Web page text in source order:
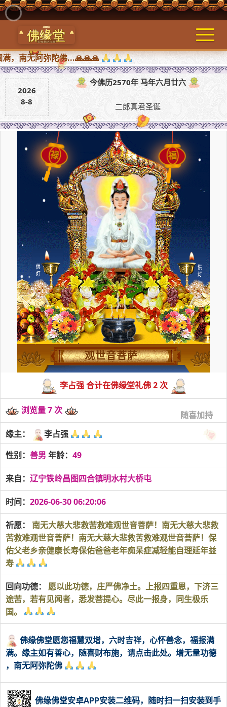
，南无阿弥陀佛...🙏🙏🙏
2026
8-8
今佛历2570年 马年六月廿六
二郎真君圣诞
福
禄
观世音菩萨
李占强 合计在佛缘堂礼佛 2 次
浏览量 7 次 随喜加持
缘主：
李占强
性别： 善男 年龄： 49
来自： 辽宁铁岭昌图四合镇明水村大桥屯
时间： 2026-06-30 06:20:06
祈愿：
南无大慈大悲救苦救难观世音菩萨！南无大慈大悲救
苦救难观世音菩萨！南无大慈大悲救苦救难观世音菩萨！保
佑父老乡亲健康长寿保佑爸爸老年痴呆症减轻能自理延年益
寿
回向功德： 愿以此功德，庄严佛净土。上报四重恩，下济三
途苦，若有见闻者，悉发菩提心。尽此一报身，同生极乐
国。
佛缘佛堂愿您福慧双增，六时吉祥，心怀善念，福报满
满。缘主如有善心，随喜财布施，请点击此处。增无量功德
，南无阿弥陀佛
佛缘佛堂安卓APP安装二维码，随时扫一扫安装到手